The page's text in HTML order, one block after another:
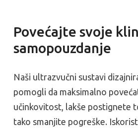
Povećajte svoje
samopouzdanje
Naši ultrazvučni sustavi
pomogli da maksimalno
učinkovitost, lakše postignete
tako smanjite pogreške.